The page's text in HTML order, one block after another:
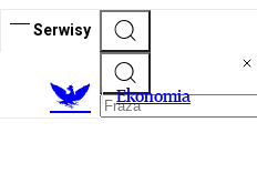
Serwisy
Ekonomia